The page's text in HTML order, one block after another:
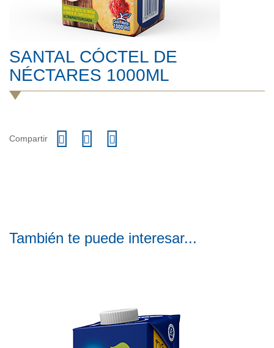
SANTAL CÓCTEL DE
NÉCTARES 1000ML
Compartir
También te puede interesar...